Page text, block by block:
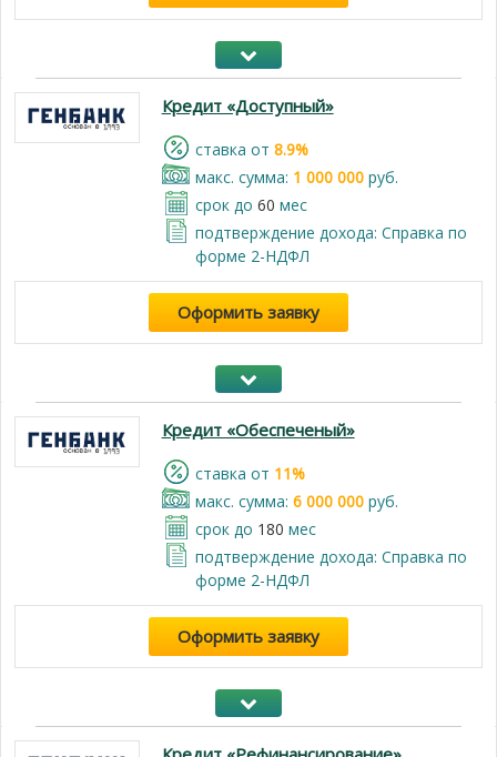
Кредит «Доступный»
cтавка от 8.9%
макс. сумма: 1 000 000руб.
срок до 60 мес
подтверждение дохода: Справка по
форме 2-НДФЛ
Оформить заявку
Кредит «Обеспеченый»
cтавка от 11%
макс. сумма: 6 000 000руб.
срок до 180 мес
подтверждение дохода: Справка по
форме 2-НДФЛ
Оформить заявку